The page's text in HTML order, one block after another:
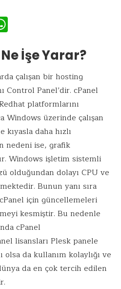
at
s
A
p
p
İşe Yarar?
çalışan bir hosting
Control Panel’dir. cPanel
platformlarını
Windows üzerinde çalışan
daha hızlı
nedeni ise, grafik
Windows işletim sistemli
olduğundan dolayı CPU ve
Bunun yanı sıra
için güncellemeleri
kesmiştir. Bu nedenle
cPanel
lisansları Plesk panele
olsa da kullanım kolaylığı ve
da en çok tercih edilen